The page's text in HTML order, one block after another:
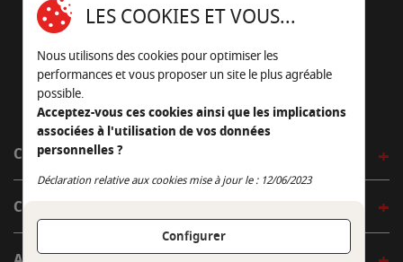
05 45 22 98 09
Nous envoyer un e-mail
CÔTÉ OUTDOOR
CÔTÉ INDOOR
LES COOKIES ET VOUS...
Nous utilisons des cookies pour optimiser les
performances et vous proposer un site le plus agréable
possible.
Acceptez-vous ces cookies ainsi que les implications
associées à l'utilisation de vos données
personnelles ?
Déclaration relative aux cookies mise à jour le : 12/06/2023
Configurer
Continuer sans accepter